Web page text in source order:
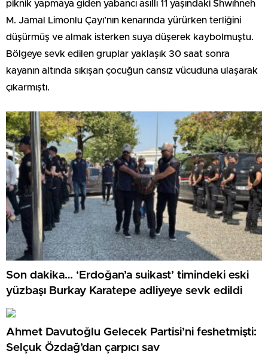
piknik yapmaya giden yabancı asıllı 11 yaşındaki Shwıhneh
M. Jamal Limonlu Çayı’nın kenarında yürürken terliğini
düşürmüş ve almak isterken suya düşerek kaybolmuştu.
Bölgeye sevk edilen gruplar yaklaşık 30 saat sonra
kayanın altında sıkışan çocuğun cansız vücuduna ulaşarak
çıkarmıştı.
Son dakika… ‘Erdoğan’a suikast’ timindeki eski
yüzbaşı Burkay Karatepe adliyeye sevk edildi
Ahmet Davutoğlu Gelecek Partisi’ni feshetmişti:
Selçuk Özdağ’dan çarpıcı sav